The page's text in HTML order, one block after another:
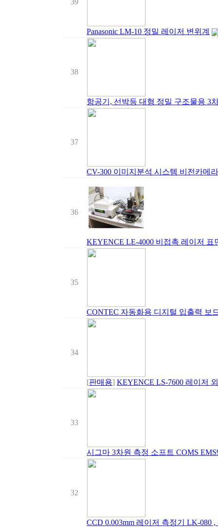
39
Panasonic LM-10 정밀 레이저 변위계
38
항공기, 선박등 대형 정밀 구조물용 3
37
CV-300 이미지분석 시스템 비전카메라
36
KEYENCE LE-4000 비접촉 레이저 표
35
CONTEC 자동화용 디지털 입출력 보
34
[판매용] KEYENCE LS-7600 레이저
33
시그마 3차원 측정 소프트 COMS
32
CCD 0.003mm 레이저 측정기 LK-080